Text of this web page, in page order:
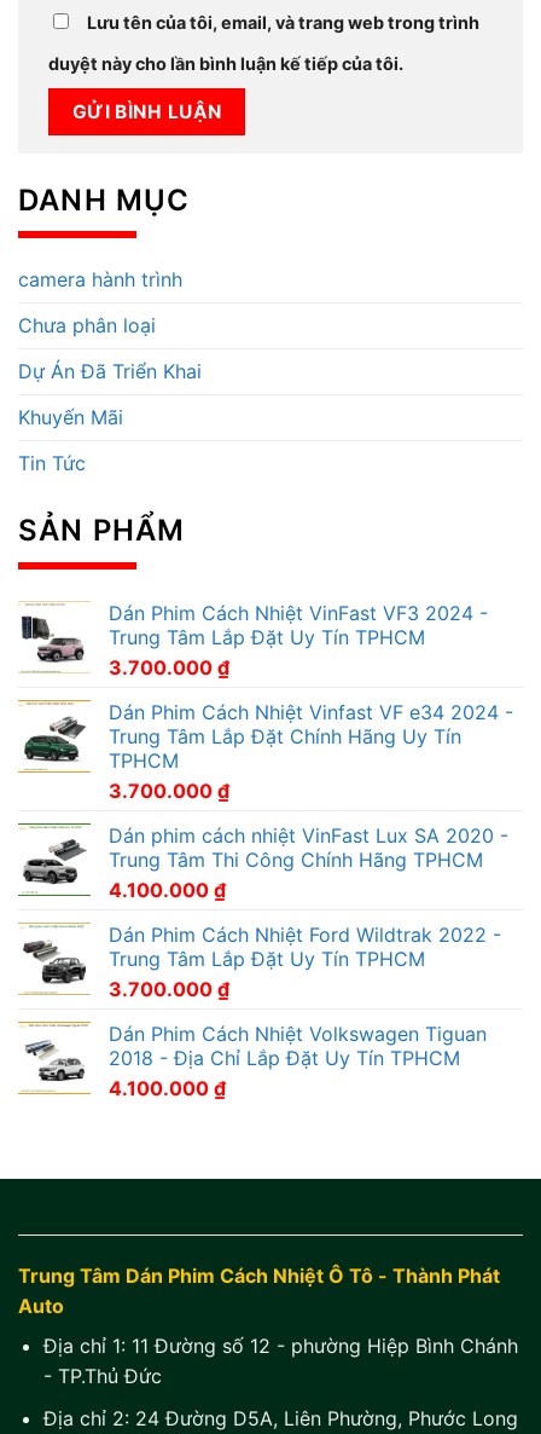
Lưu tên của tôi, email, và trang web trong trình
duyệt này cho lần bình luận kế tiếp của tôi.
DANH MỤC
camera hành trình
Chưa phân loại
Dự Án Đã Triển Khai
Khuyến Mãi
Tin Tức
SẢN PHẨM
Dán Phim Cách Nhiệt VinFast VF3 2024 -
Trung Tâm Lắp Đặt Uy Tín TPHCM
3.700.000 ₫
Dán Phim Cách Nhiệt Vinfast VF e34 2024 -
Trung Tâm Lắp Đặt Chính Hãng Uy Tín
TPHCM
3.700.000 ₫
Dán phim cách nhiệt VinFast Lux SA 2020 -
Trung Tâm Thi Công Chính Hãng TPHCM
4.100.000 ₫
Dán Phim Cách Nhiệt Ford Wildtrak 2022 -
Trung Tâm Lắp Đặt Uy Tín TPHCM
3.700.000 ₫
Dán Phim Cách Nhiệt Volkswagen Tiguan
2018 - Địa Chỉ Lắp Đặt Uy Tín TPHCM
4.100.000 ₫
Trung Tâm Dán Phim Cách Nhiệt Ô Tô - Thành Phát
Auto
Địa chỉ 1: 11 Đường số 12 - phường Hiệp Bình Chánh
- TP.Thủ Đức
Địa chỉ 2: 24 Đường D5A, Liên Phường, Phước Long